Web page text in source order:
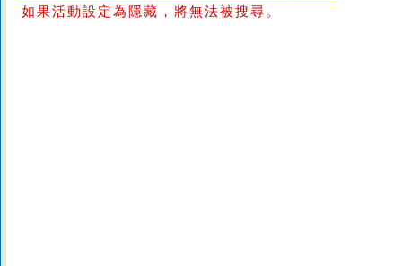
如果活動設定為隱藏，將無法被搜尋。